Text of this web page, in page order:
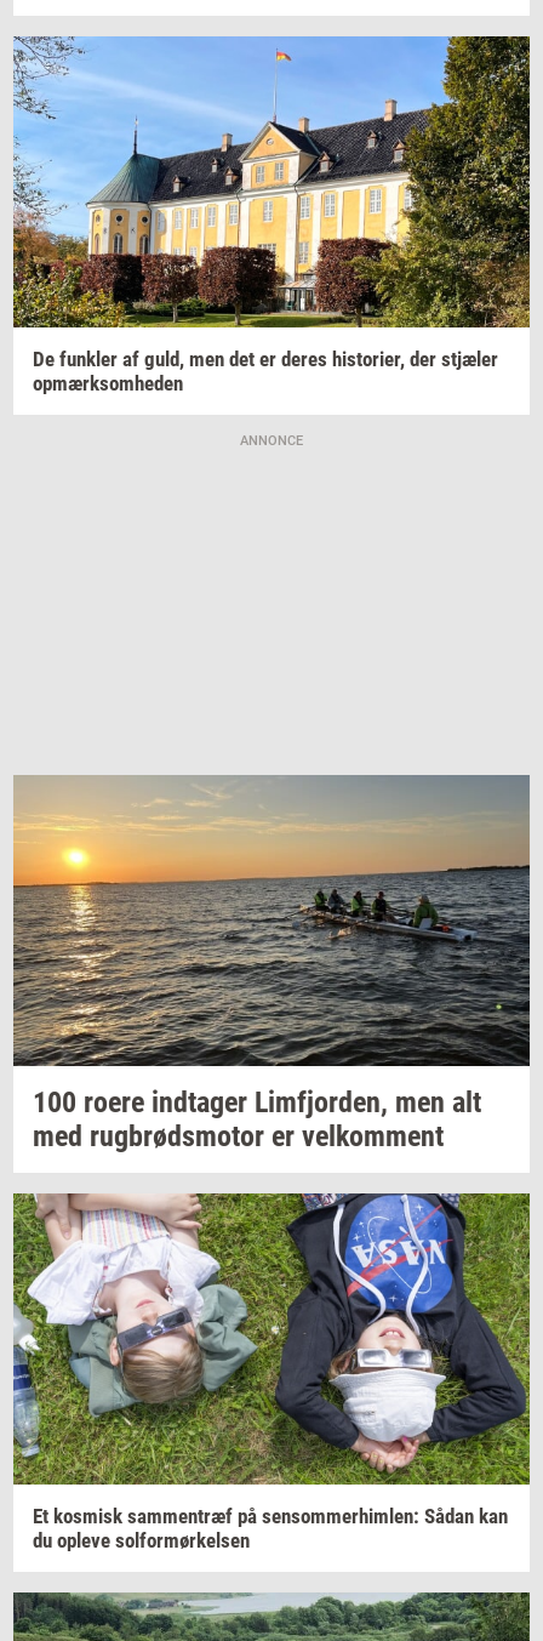
De funk­ler af guld, men det er deres hi­sto­ri­er, der stjæ­ler
op­mærk­som­he­den
ANNONCE
100 roere ind­ta­ger Lim­fjor­den, men alt
med rug­brøds­mo­tor er vel­kom­ment
Et kos­misk sam­men­træf på sen­som­mer­him­len: Sådan kan
du op­le­ve sol­for­mør­kel­sen